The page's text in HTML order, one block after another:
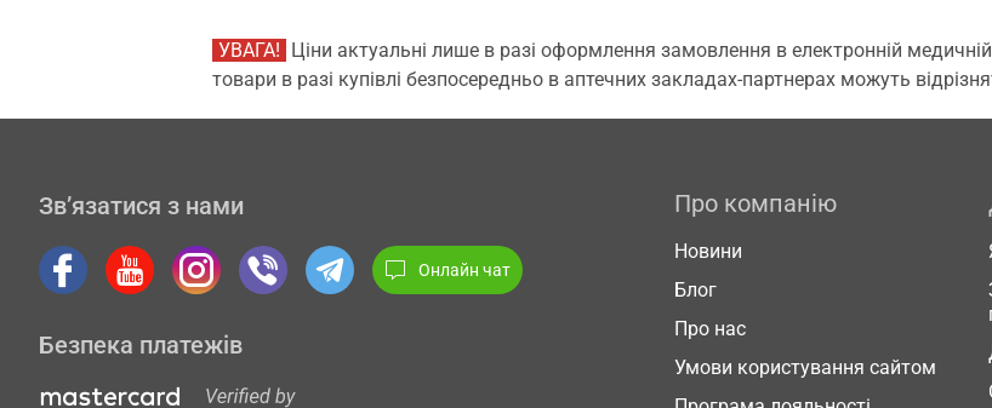
УВАГА! Ціни актуальні лише в разі оформлення замовлення в електронній
товари в разі купівлі безпосередньо в аптечних закладах-партнерах можуть
Зв’язатися з нами
Онлайн чат
Безпека платежів
Про компанію
Новини
Блог
Про нас
Умови користування сайтом